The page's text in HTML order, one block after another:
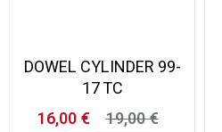
DOWEL CYLINDER 99-
17 TC
16,00 €
19,00 €